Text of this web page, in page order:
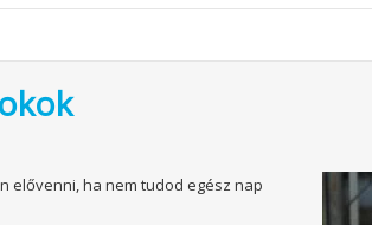
elővenni, ha nem tudod egész nap